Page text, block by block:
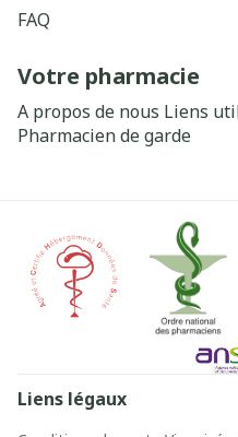
FAQ
Votre pharmacie
A propos de nous Liens
Pharmacien de garde
Liens légaux